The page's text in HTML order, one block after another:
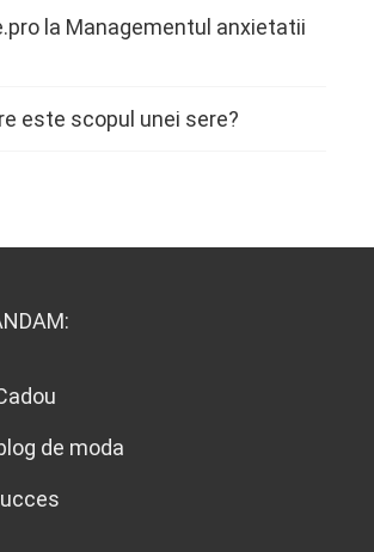
la Managementul anxietatii
este scopul unei sere?
de moda